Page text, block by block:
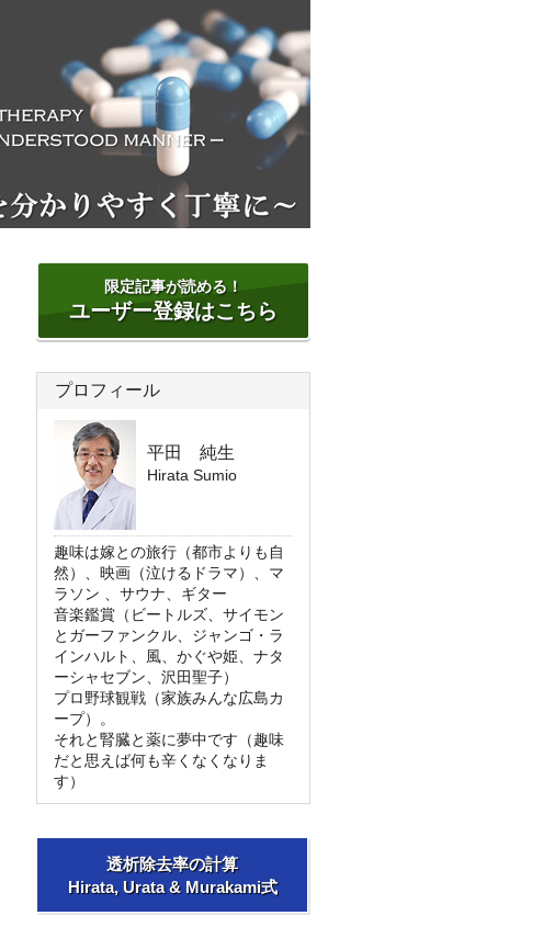
限定記事が読める！
ユーザー登録はこちら
プロフィール
平田 純生
Hirata Sumio
趣味は嫁との旅行（都市よりも自
然）、映画（泣けるドラマ）、マ
ラソン 、サウナ、ギター
音楽鑑賞（ビートルズ、サイモン
とガーファンクル、ジャンゴ・ラ
インハルト、風、かぐや姫、ナタ
ーシャセブン、沢田聖子）
プロ野球観戦（家族みんな広島カ
ープ）。
それと腎臓と薬に夢中です（趣味
だと思えば何も辛くなくなりま
す）
透析除去率の計算
Hirata, Urata & Murakami式